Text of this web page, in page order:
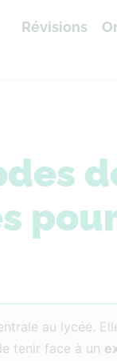
Révisions
au lycée.
tenir face à un